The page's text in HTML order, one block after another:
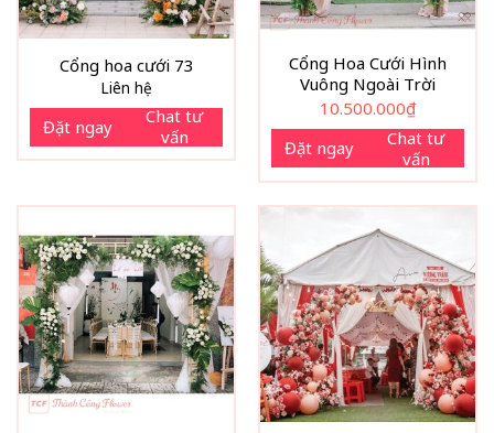
Cổng hoa cưới 73
Liên hệ
Đặt ngay
Chat tư
vấn
Cổng Hoa Cưới Hình
Vuông Ngoài Trời
10.500.000₫
Đặt ngay
Chat tư
vấn